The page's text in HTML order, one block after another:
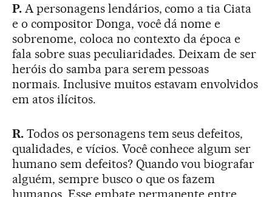
P. A personagens lendários, como a tia Ciata
e o compositor Donga, você dá nome e
sobrenome, coloca no contexto da época e
fala sobre suas peculiaridades. Deixam de ser
heróis do samba para serem pessoas
normais. Inclusive muitos estavam envolvidos
em atos ilícitos.
R.Todos os personagens tem seus defeitos,
qualidades, e vícios. Você conhece algum ser
humano sem defeitos? Quando vou biografar
alguém, sempre busco o que os fazem
humanos. Esse embate permanente entre